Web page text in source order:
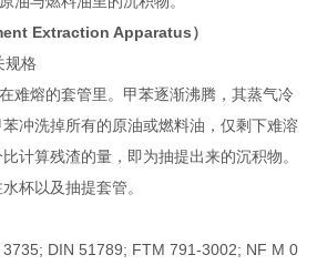
Extraction Apparatus）
规格
熔的套管里。甲苯逐渐沸腾，其蒸气冷
冲洗掉所有的原油或燃料油，仅剩下难溶
计算残渣的量，即为抽提出来的沉积物。
杯以及抽提套管。
DIN 51789; FTM 791-3002; NF M 0